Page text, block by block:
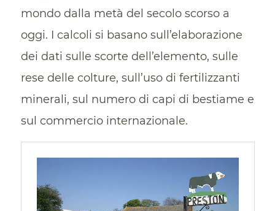
mondo dalla metà del secolo scorso a
oggi. I calcoli si basano sull’elaborazione
dei dati sulle scorte dell’elemento, sulle
rese delle colture, sull’uso di fertilizzanti
minerali, sul numero di capi di bestiame e
sul commercio internazionale.